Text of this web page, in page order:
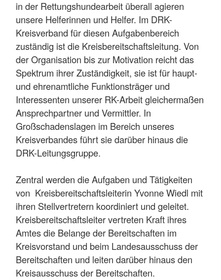
in der Rettungshundearbeit überall agieren
unsere Helferinnen und Helfer. Im DRK-
Kreisverband für diesen Aufgabenbereich
zuständig ist die Kreisbereitschaftsleitung. Von
der Organisation bis zur Motivation reicht das
Spektrum ihrer Zuständigkeit, sie ist für haupt-
und ehrenamtliche Funktionsträger und
Interessenten unserer RK-Arbeit gleichermaßen
Ansprechpartner und Vermittler. In
Großschadenslagen im Bereich unseres
Kreisverbandes führt sie darüber hinaus die
DRK-Leitungsgruppe.
Zentral werden die Aufgaben und Tätigkeiten
von Kreisbereitschaftsleiterin Yvonne Wiedl mit
ihren Stellvertretern koordiniert und geleitet.
Kreisbereitschaftsleiter vertreten Kraft ihres
Amtes die Belange der Bereitschaften im
Kreisvorstand und beim Landesausschuss der
Bereitschaften und leiten darüber hinaus den
Kreisausschuss der Bereitschaften.